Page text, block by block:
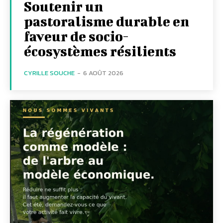
Soutenir un
pastoralisme durable en
faveur de socio-
écosystèmes résilients
CYRILLE SOUCHE - 6 AOÛT 2026